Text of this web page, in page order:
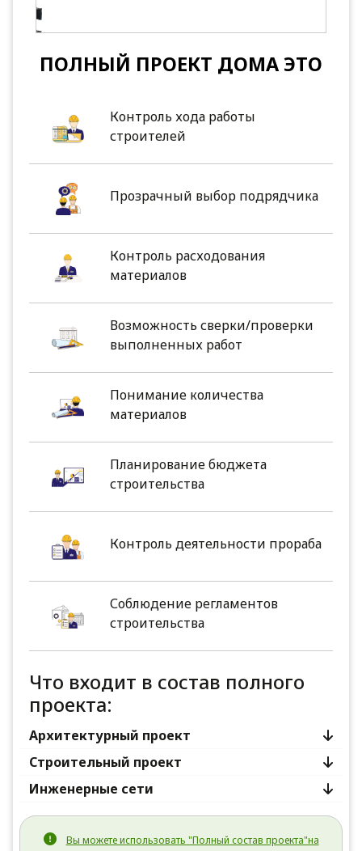
ПОЛНЫЙ ПРОЕКТ ДОМА ЭТО
Контроль хода работы
строителей
Прозрачный выбор подрядчика
Контроль расходования
материалов
Возможность сверки/проверки
выполненных работ
Понимание количества
материалов
Планирование бюджета
строительства
Контроль деятельности прораба
Соблюдение регламентов
строительства
Что входит в состав полного
проекта:
Архитектурный проект
Строительный проект
Инженерные сети
Вы можете использовать "Полный состав проекта"на